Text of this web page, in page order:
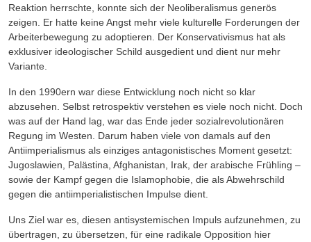
Reaktion herrschte, konnte sich der Neoliberalismus generös
zeigen. Er hatte keine Angst mehr viele kulturelle Forderungen der
Arbeiterbewegung zu adoptieren. Der Konservativismus hat als
exklusiver ideologischer Schild ausgedient und dient nur mehr
Variante.
In den 1990ern war diese Entwicklung noch nicht so klar
abzusehen. Selbst retrospektiv verstehen es viele noch nicht. Doch
was auf der Hand lag, war das Ende jeder sozialrevolutionären
Regung im Westen. Darum haben viele von damals auf den
Antiimperialismus als einziges antagonistisches Moment gesetzt:
Jugoslawien, Palästina, Afghanistan, Irak, der arabische Frühling –
sowie der Kampf gegen die Islamophobie, die als Abwehrschild
gegen die antiimperialistischen Impulse dient.
Uns Ziel war es, diesen antisystemischen Impuls aufzunehmen, zu
übertragen, zu übersetzen, für eine radikale Opposition hier